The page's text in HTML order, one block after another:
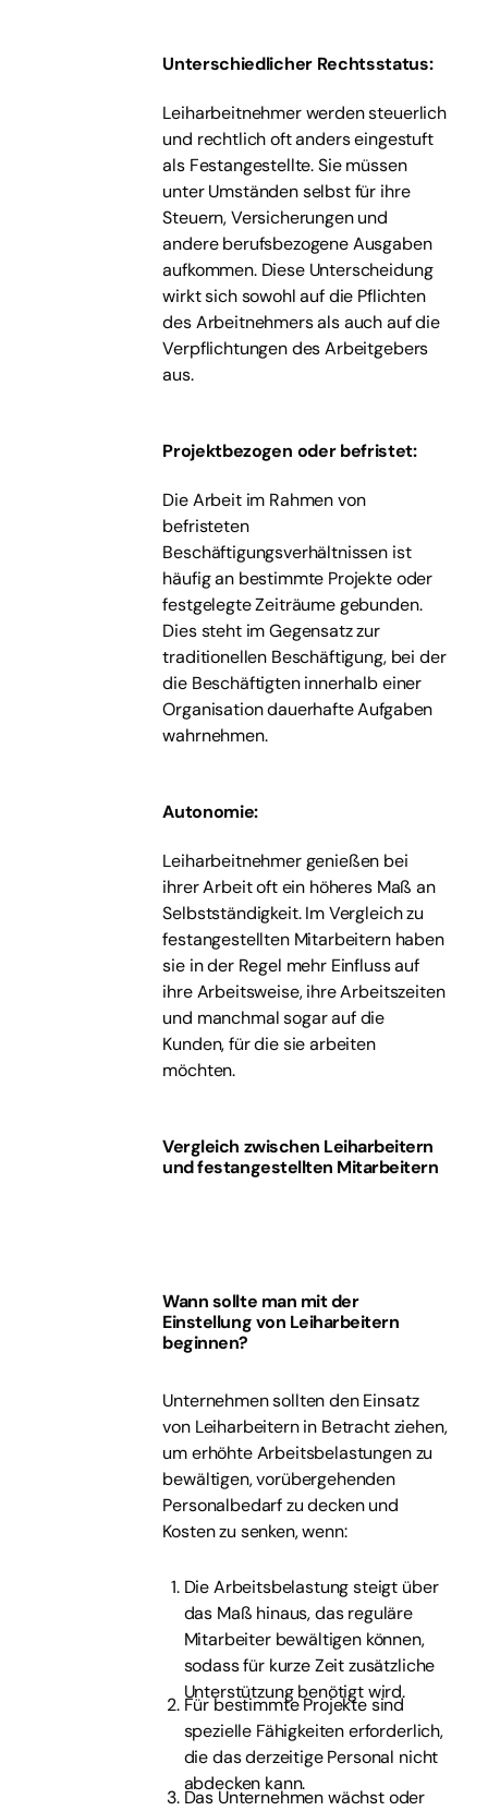
Unterschiedlicher Rechtsstatus:
Leiharbeitnehmer werden steuerlich
und rechtlich oft anders eingestuft
als Festangestellte. Sie müssen
unter Umständen selbst für ihre
Steuern, Versicherungen und
andere berufsbezogene Ausgaben
aufkommen. Diese Unterscheidung
wirkt sich sowohl auf die Pflichten
des Arbeitnehmers als auch auf die
Verpflichtungen des Arbeitgebers
aus.
Projektbezogen oder befristet:
Die Arbeit im Rahmen von
befristeten
Beschäftigungsverhältnissen ist
häufig an bestimmte Projekte oder
festgelegte Zeiträume gebunden.
Dies steht im Gegensatz zur
traditionellen Beschäftigung, bei der
die Beschäftigten innerhalb einer
Organisation dauerhafte Aufgaben
wahrnehmen.
Autonomie:
Leiharbeitnehmer genießen bei
ihrer Arbeit oft ein höheres Maß an
Selbstständigkeit. Im Vergleich zu
festangestellten Mitarbeitern haben
sie in der Regel mehr Einfluss auf
ihre Arbeitsweise, ihre Arbeitszeiten
und manchmal sogar auf die
Kunden, für die sie arbeiten
möchten.
Vergleich zwischen Leiharbeitern
und festangestellten Mitarbeitern
Wann sollte man mit der
Einstellung von Leiharbeitern
beginnen?
Unternehmen sollten den Einsatz
von Leiharbeitern in Betracht ziehen,
um erhöhte Arbeitsbelastungen zu
bewältigen, vorübergehenden
Personalbedarf zu decken und
Kosten zu senken, wenn:
Die Arbeitsbelastung steigt über
das Maß hinaus, das reguläre
Mitarbeiter bewältigen können,
sodass für kurze Zeit zusätzliche
Unterstützung benötigt wird.
Für bestimmte Projekte sind
spezielle Fähigkeiten erforderlich,
die das derzeitige Personal nicht
abdecken kann.
Das Unternehmen wächst oder